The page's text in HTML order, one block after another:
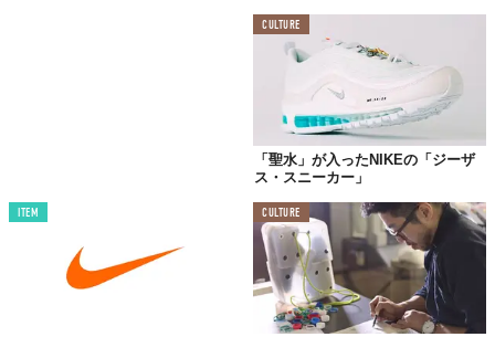
また、オフィシャルコラボ商品は今年の秋に発売される予定だ
が、それに先駆けてUCLAカラーともいえる
「NIKE DUNK LOW
が欧米で1月14日に発売。
日本ではすでに完売してしまっているが、水色のカラーリングと
がアクセントの目を引くデザインとなっている。
でのナイキシューズの高い着用率がニュースに
なるなどパフォーマンスに強く影響を与えるからこそ、スポーツ
ブランドとの提携は大きな意味を持つようだ。
CULTURE
「聖水」が入ったNIKEの「ジーザ
ス・スニーカー」
ITEM CULTURE